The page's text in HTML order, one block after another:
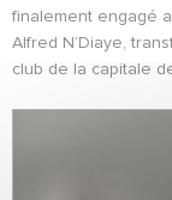
finalement engagé
Alfred N’Diaye,
club de la capitale